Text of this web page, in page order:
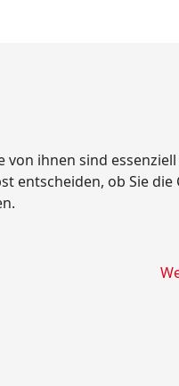
von ihnen sind
entscheiden, ob Sie